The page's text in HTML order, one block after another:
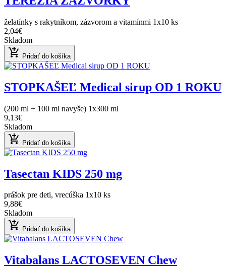
želatínky s rakytníkom, zázvorom a vitamínmi 1x10 ks
2,04€
Skladom
add_shopping_cart Pridať do košíka
STOPKAŠEĽ Medical sirup OD 1 ROKU
(200 ml + 100 ml navyše) 1x300 ml
9,13€
Skladom
add_shopping_cart Pridať do košíka
Tasectan KIDS 250 mg
prášok pre deti, vrecúška 1x10 ks
9,88€
Skladom
add_shopping_cart Pridať do košíka
Vitabalans LACTOSEVEN Chew